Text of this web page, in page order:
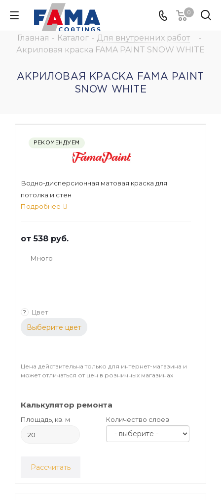
0
Главная - Каталог - Для внутренних работ
-
Акриловая краска FAMA PAINT SNOW WHITE
АКРИЛОВАЯ КРАСКА FAMA PAINT
SNOW WHITE
РЕКОМЕНДУЕМ
Водно-дисперсионная матовая краска для
потолка и стен
Подробнее
от538 руб.
Много
? Цвет
Выберите цвет
Цена действительна только для интернет-магазина и
может отличаться от цен в розничных магазинах
Калькулятор ремонта
Площадь, кв. м Количество слоев
Рассчитать